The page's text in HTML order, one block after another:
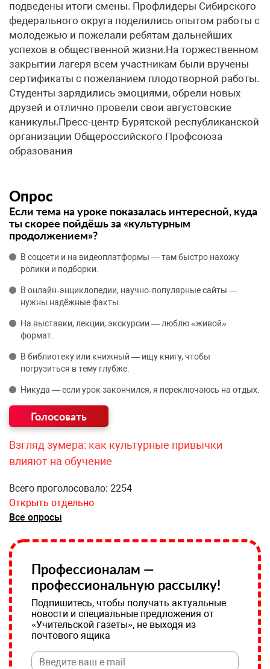
подведены итоги смены. Профлидеры Сибирского
федерального округа поделились опытом работы с
молодежью и пожелали ребятам дальнейших
успехов в общественной жизни.На торжественном
закрытии лагеря всем участникам были вручены
сертификаты с пожеланием плодотворной работы.
Студенты зарядились эмоциями, обрели новых
друзей и отлично провели свои августовские
каникулы.Пресс-центр Бурятской республиканской
организации Общероссийского Профсоюза
образования
Опрос
Если тема на уроке показалась интересной, куда
ты скорее пойдёшь за «культурным
продолжением»?
В соцсети и на видеоплатформы — там быстро нахожу
ролики и подборки.
В онлайн‑энциклопедии, научно‑популярные сайты —
нужны надёжные факты.
На выставки, лекции, экскурсии — люблю «живой»
формат.
В библиотеку или книжный — ищу книгу, чтобы
погрузиться в тему глубже.
Никуда — если урок закончился, я переключаюсь на отдых.
Взгляд зумера: как культурные привычки
влияют на обучение
Всего проголосовало: 2254
Открыть отдельно
Все опросы
Профессионалам —
профессиональную рассылку!
Подпишитесь, чтобы получать актуальные
новости и специальные предложения от
«Учительской газеты», не выходя из
почтового ящика